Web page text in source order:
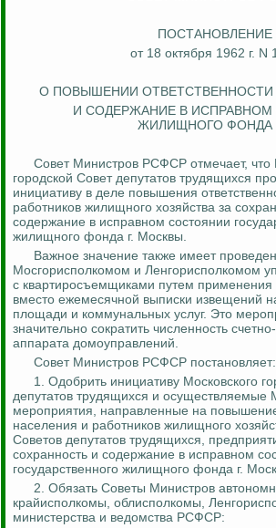
ПОСТАНОВЛЕНИЕ
от 18 октября 1962 г. N
О ПОВЫШЕНИИ ОТВЕТСТВЕННОСТИ
И СОДЕРЖАНИЕ В
ЖИЛИЩНОГО ФОНДА
Совет Министров РСФСР отмечает, что
городской Совет депутатов трудящихся
инициативу в деле повышения
работников жилищного хозяйства за
содержание в исправном состоянии
жилищного фонда г. Москвы.
Важное значение также имеет
Мосгорисполкомом и Ленгорисполкомом
с квартиросъемщиками путем применения
вместо ежемесячной выписки извещений
площади и коммунальных услуг. Это
значительно сократить численность
аппарата домоуправлений.
Совет Министров РСФСР постановляет:
1. Одобрить инициативу Московского
депутатов трудящихся и осуществляемые
мероприятия, направленные на повышение
населения и работников жилищного
Советов депутатов трудящихся,
сохранность и содержание в исправном
государственного жилищного фонда г.
2. Обязать Советы Министров
крайисполкомы, облисполкомы,
министерства и ведомства РСФСР: